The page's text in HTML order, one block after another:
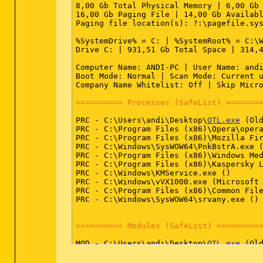
batfile [open] -- "%1" %*
cmdfile [open] -- "%1" %*
comfile [open] -- "%1" %*
cplfile [cplopen] --
exefile [open] -- "%1" %*
helpfile [open] -- Reg Error: Key error.
inffile [install] --
piffile [open] -- "%1" %*
regfile [merge] -- Reg Error: Key error.
scrfile [config] -- "%1"
scrfile [install] -- rundll32.exe
scrfile [open] -- "%1" /S
txtfile [edit] -- Reg Error: Key error.
Unknown [openas] --
Directory [AddToPlaylistVLC] --
Directory [Bridge] -- C:\Program Files
Directory [cmd] -- cmd.exe /s /k pushd
Directory [find] --
Directory [PlayWithVLC] --
Folder [open] --
Folder [explore] -- Reg Error: Value
Drive [find] --
========== Security Center Settings
8,00 Gb Total Physical Memory | 6,00
16,00 Gb Paging File | 14,00 Gb
Paging file location(s):
%SystemDrive% = C: | %SystemRoot% =
Drive C: | 931,51 Gb Total Space |
Computer Name: ANDI-PC | User Name:
Boot Mode: Normal | Scan Mode:
Company Name Whitelist: Off | Skip
========== Processes (SafeList)
PRC - C:\Users\andi\Desktop\OTL.exe
PRC - C:\Program Files
PRC - C:\Program Files (x86)\Mozilla
PRC - C:\Windows\SysWOW64\PnkBstrA.exe
PRC - C:\Program Files (x86)\Windows
PRC - C:\Program Files (x86)\Kaspersky
PRC - C:\Windows\KMService.exe ()
PRC - C:\Windows\vVX1000.exe
PRC - C:\Program Files (x86)\Common
PRC - C:\Windows\SysWOW64\srvany.exe ()
========== Modules (SafeList) ==========
MOD - C:\Users\andi\Desktop\OTL.exe